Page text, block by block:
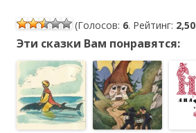
(Голосов: 6. Рейтинг: 2,50
Эти сказки Вам понравятся: